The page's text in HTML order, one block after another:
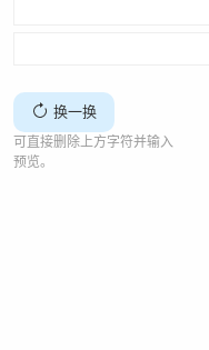
换一换
可直接删除上方字符并输入
预览。